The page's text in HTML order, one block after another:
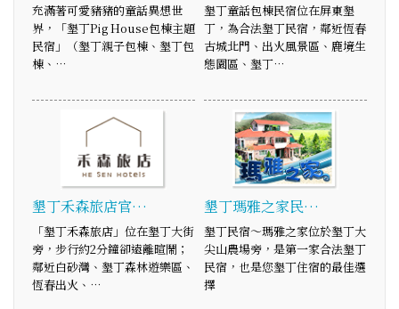
充滿著可愛豬豬的童話異想世
界，「墾丁Pig House包棟主題
民宿」（墾丁親子包棟、墾丁包
棟、…
墾丁童話包棟民宿位在屏東墾
丁，為合法墾丁民宿，鄰近恆春
古城北門、出火風景區、鹿境生
態園區、墾丁…
墾丁禾森旅店官…
「墾丁禾森旅店」位在墾丁大街
旁，步行約2分鐘卻遠離暄鬧；
鄰近白砂灣、墾丁森林遊樂區、
恆春出火、…
墾丁瑪雅之家民…
墾丁民宿～瑪雅之家位於墾丁大
尖山農場旁，是第一家合法墾丁
民宿，也是您墾丁住宿的最佳選
擇